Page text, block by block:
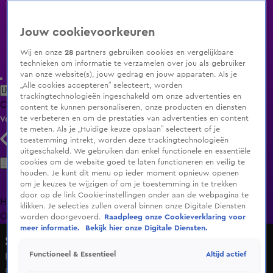
Uitzending Gemist Populaire programma's Zenders Genres
ClipsFilmsRadioSmart TV inlogShop
Volg KIJK
Zoeken
HomeUitzending Gemist Programma's De Bondgenoten
OranjezomerLivestreamsShop
Shownieuws
Kees de Bever over zijn werk als trouwambtenaar
6 juli 2025, 08:37
Jouw cookievoorkeuren
Wij en onze28 partners gebruiken cookies en vergelijkbare
technieken om informatie te verzamelen over jou als gebruiker
van onze website(s), jouw gedrag en jouw apparaten. Als je
„Alle cookies accepteren” selecteert, worden
trackingtechnologieën ingeschakeld om onze advertenties en
content te kunnen personaliseren, onze producten en diensten
te verbeteren en om de prestaties van advertenties en content
te meten. Als je „Huidige keuze opslaan” selecteert of je
toestemming intrekt, worden deze trackingtechnologieën
uitgeschakeld. We gebruiken dan enkel functionele en essentiële
cookies om de website goed te laten functioneren en veilig te
houden. Je kunt dit menu op ieder moment opnieuw openen
om je keuzes te wijzigen of om je toestemming in te trekken
door op de link Cookie-instellingen onder aan de webpagina te
klikken. Je selecties zullen overal binnen onze Digitale Diensten
worden doorgevoerd.
Raadpleeg onze Cookieverklaring voor
meer informatie.
Bekijk hier onze Digitale Diensten.
Functioneel & Essentieel Altijd actief